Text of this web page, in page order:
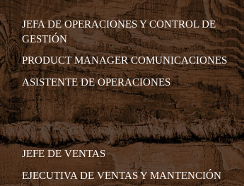
JEFA DE OPERACIONES Y CONTROL DE
GESTIÓN
PRODUCT MANAGER COMUNICACIONES
ASISTENTE DE OPERACIONES
JEFE DE VENTAS
EJECUTIVA DE VENTAS Y MANTENCIÓN